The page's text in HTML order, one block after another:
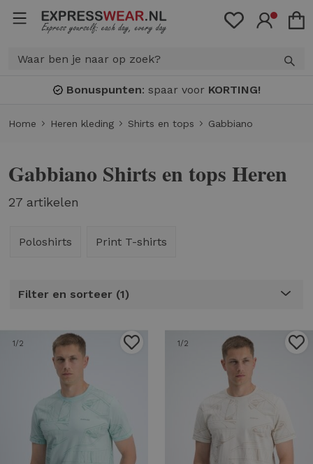
Bonuspunten: spaar voor KORTING!
Home Heren kleding Shirts en tops Gabbiano
Gabbiano Shirts en tops Heren
27 artikelen
Poloshirts Print T-shirts
Filter en sorteer 1
1/2 1/2